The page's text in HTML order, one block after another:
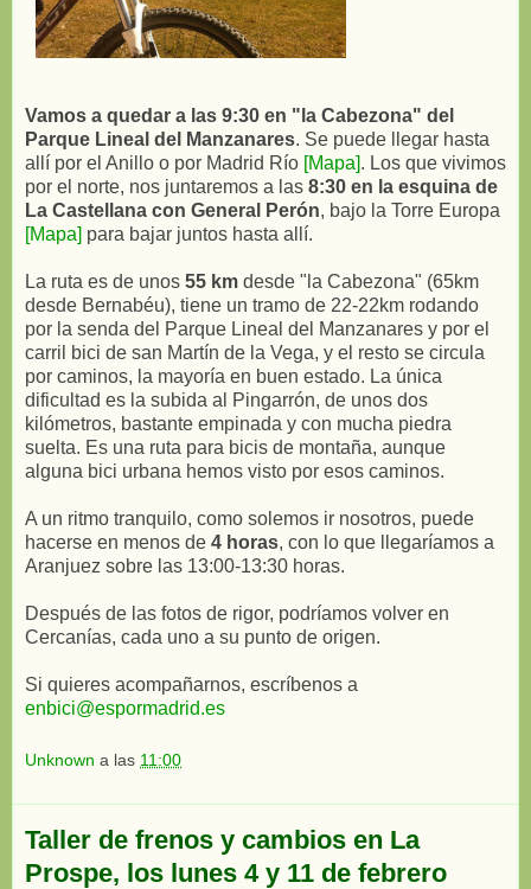
Vamos a quedar a las 9:30 en "la Cabezona" del
Parque Lineal del Manzanares. Se puede llegar hasta
allí por el Anillo o por Madrid Río [Mapa]. Los que vivimos
por el norte, nos juntaremos a las 8:30 en la esquina de
La Castellana con General Perón, bajo la Torre Europa
[Mapa] para bajar juntos hasta allí.
La ruta es de unos 55 km desde "la Cabezona" (65km
desde Bernabéu), tiene un tramo de 22-22km rodando
por la senda del Parque Lineal del Manzanares y por el
carril bici de san Martín de la Vega, y el resto se circula
por caminos, la mayoría en buen estado. La única
dificultad es la subida al Pingarrón, de unos dos
kilómetros, bastante empinada y con mucha piedra
suelta. Es una ruta para bicis de montaña, aunque
alguna bici urbana hemos visto por esos caminos.
A un ritmo tranquilo, como solemos ir nosotros, puede
hacerse en menos de 4 horas, con lo que llegaríamos a
Aranjuez sobre las 13:00-13:30 horas.
Después de las fotos de rigor, podríamos volver en
Cercanías, cada uno a su punto de origen.
Si quieres acompañarnos, escríbenos a
enbici@espormad​rid.es
Unknown a las 11:00
Taller de frenos y cambios en La
Prospe, los lunes 4 y 11 de febrero